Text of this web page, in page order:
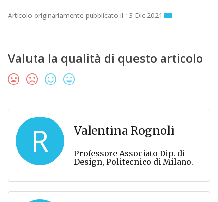
Articolo originariamente pubblicato il 13 Dic 2021
Valuta la qualità di questo articolo
R Valentina Rognoli
Professore Associato Dip. di
Design, Politecnico di Milano.